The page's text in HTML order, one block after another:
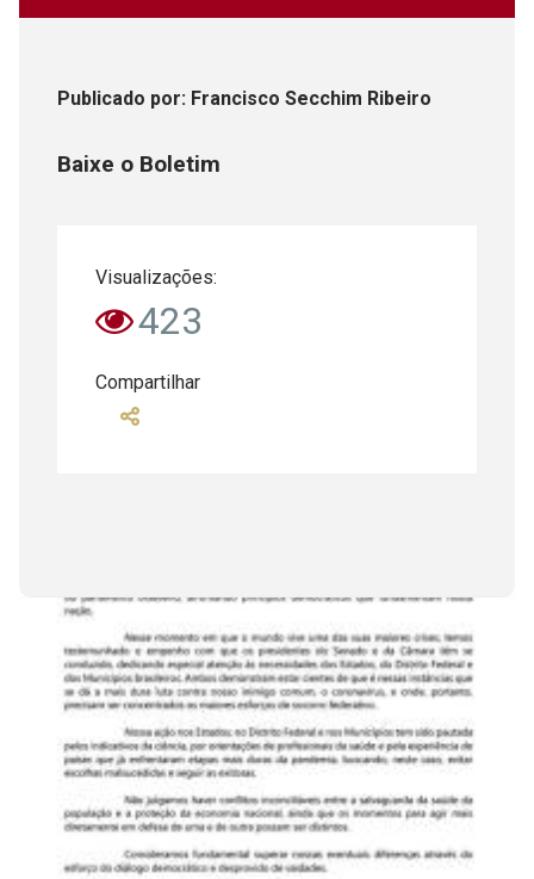
Publicado por: Francisco Secchim Ribeiro
Baixe o Boletim
Visualizações:
423
Compartilhar